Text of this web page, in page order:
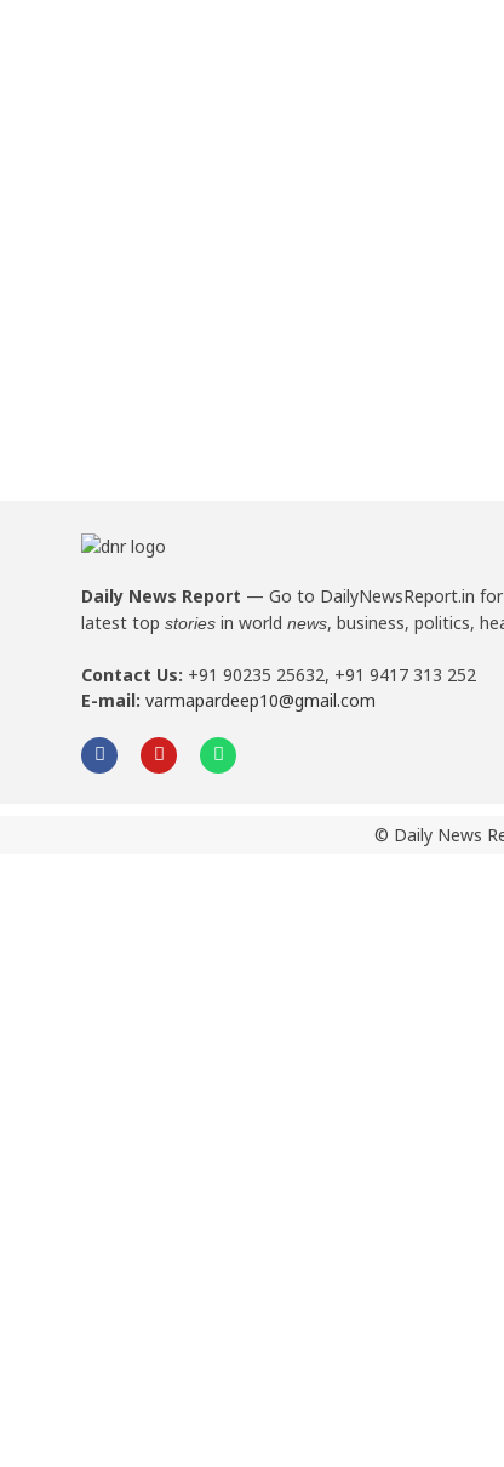
Daily News Report — Go to DailyNewsReport.in
latest top stories in world news, business, politics,
Contact Us: +91 90235 25632, +91 9417 313 252
E-mail: varmapardeep10@gmail.com
© Daily News